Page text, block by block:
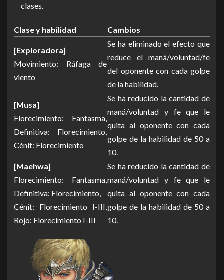
clases.
Clase y habilidad Cambios
[Exploradora]
Movimiento: Ráfaga de
viento
Se ha eliminado el efecto que
reduce el maná/voluntad/fe
del oponente con cada golpe
de la habilidad.
[Musa]
Florecimiento: Fantasma,
Definitiva: Florecimiento,
Cénit: Florecimiento
Se ha reducido la cantidad de
maná/voluntad y fe que le
quita al oponente con cada
golpe de la habilidad de 50 a
10.
[Maehwa]
Florecimiento: Fantasma,
Definitiva: Florecimiento,
Cénit: Florecimiento I-III,
Rojo: Florecimiento I-III
Se ha reducido la cantidad de
maná/voluntad y fe que le
quita al oponente con cada
golpe de la habilidad de 50 a
10.